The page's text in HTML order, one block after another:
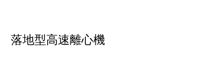
落地型高速離心機